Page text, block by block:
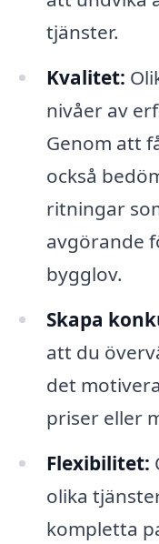
tjänster.
Kvalitet:
nivåer av
Genom att
också
ritningar
avgörande
bygglov.
Skapa
att du
det
priser eller
Flexibilitet:
olika
kompletta